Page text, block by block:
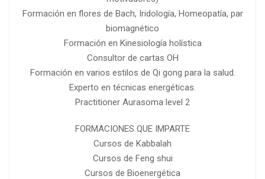
Formación en flores de Bach, Iridología, Homeopatía, par
biomagnético
Formación en Kinesiología holística
Consultor de cartas OH
Formación en varios estilos de Qi gong para la salud.
Experto en técnicas energéticas.
Practitioner Aurasoma level 2
FORMACIONES QUE IMPARTE
Cursos de Kabbalah
Cursos de Feng shui
Cursos de Bioenergética